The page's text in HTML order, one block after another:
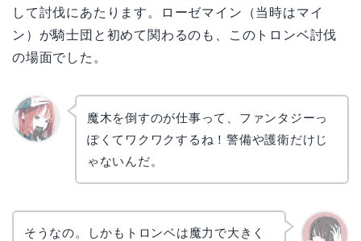
して討伐にあたります。ローゼマイン（当時はマイ
ン）が騎士団と初めて関わるのも、このトロンベ討伐
の場面でした。
魔木を倒すのが仕事って、ファンタジーっ
ぽくてワクワクするね！警備や護衛だけじ
ゃないんだ。
そうなの。しかもトロンベは魔力で大きく